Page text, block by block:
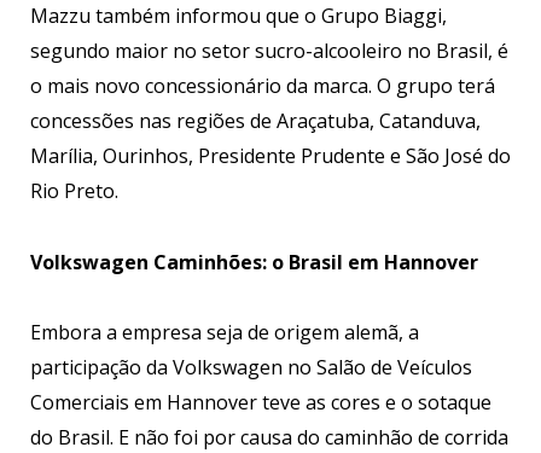
Mazzu também informou que o Grupo Biaggi,
segundo maior no setor sucro-alcooleiro no Brasil, é
o mais novo concessionário da marca. O grupo terá
concessões nas regiões de Araçatuba, Catanduva,
Marília, Ourinhos, Presidente Prudente e São José do
Rio Preto.
Volkswagen Caminhões: o Brasil em Hannover
Embora a empresa seja de origem alemã, a
participação da Volkswagen no Salão de Veículos
Comerciais em Hannover teve as cores e o sotaque
do Brasil. E não foi por causa do caminhão de corrida